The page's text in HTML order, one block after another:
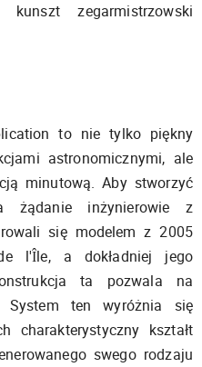
zegarmistrzowski
to nie tylko piękny
astronomicznymi, ale
minutową. Aby stworzyć
żądanie inżynierowie z
się modelem z 2005
l'Île, a dokładniej jego
ta pozwala na
System ten wyróżnia się
charakterystyczny kształt
swego rodzaju